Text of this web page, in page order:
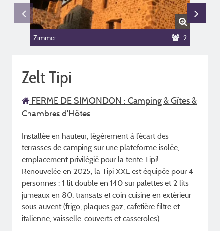
Zimmer 2
Zelt Tipi
FERME DE SIMONDON : Camping & Gîtes &
Chambres d'Hôtes
Installée en hauteur, légèrement à l’écart des
terrasses de camping sur une plateforme isolée,
emplacement privilégié pour la tente Tipi!
Renouvelée en 2025, la Tipi XXL est équipée pour 4
personnes : 1 lit double en 140 sur palettes et 2 lits
jumeaux en 80, transats et coin cuisine en extérieur
sous auvent (frigo, plaques gaz, cafetière filtre et
italienne, vaisselle, couverts et casseroles).